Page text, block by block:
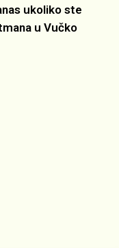
ukoliko ste
u Vučko